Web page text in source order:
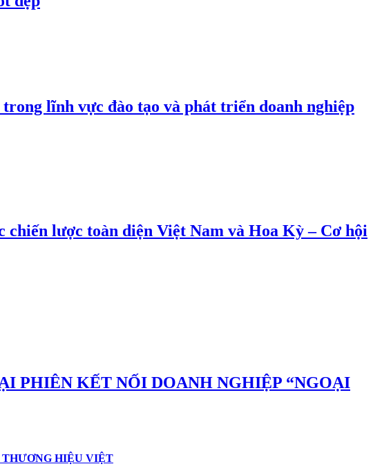
lĩnh vực đào tạo và phát triển doanh nghiệp
lược toàn diện Việt Nam và Hoa Kỳ – Cơ hội
PHIÊN KẾT NỐI DOANH NGHIỆP “NGOẠI
HIỆU VIỆT